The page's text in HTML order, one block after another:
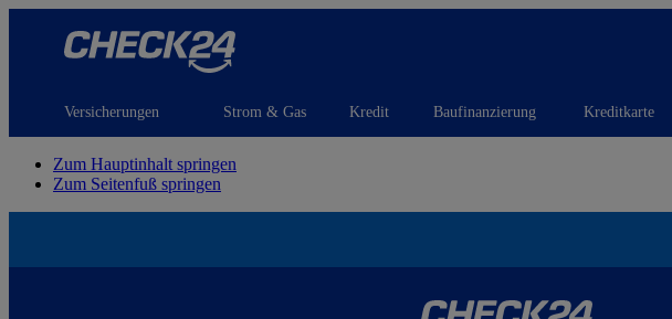
Versicherungen Strom & Gas Kredit Baufinanzierung Kreditkarte
Zum Hauptinhalt springen
Zum Seitenfuß springen